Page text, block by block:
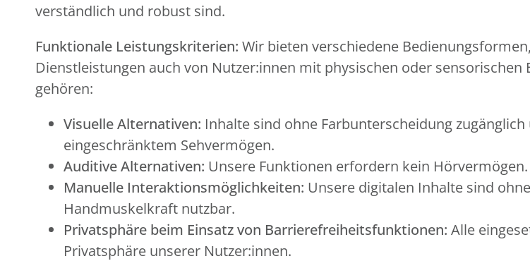
verständlich und robust sind.
Funktionale Leistungskriterien: Wir bieten verschiedene
Dienstleistungen auch von Nutzer:innen mit physischen oder
gehören:
Visuelle Alternativen: Inhalte sind ohne Farbunterscheidung
eingeschränktem Sehvermögen.
Auditive Alternativen: Unsere Funktionen erfordern kein Hörvermögen.
Manuelle Interaktionsmöglichkeiten: Unsere digitalen Inhalte sind
Handmuskelkraft nutzbar.
Privatsphäre beim Einsatz von Barrierefreiheitsfunktionen: Alle
Privatsphäre unserer Nutzer:innen.